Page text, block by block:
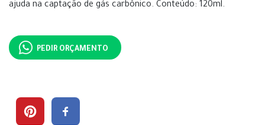
ajuda na captação de gás carbônico. Conteúdo: 120ml.
PEDIR ORÇAMENTO